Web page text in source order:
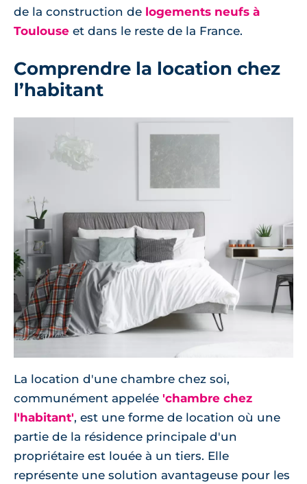
de la construction de logements neufs à
Toulouse et dans le reste de la France.
Comprendre la location chez
l’habitant
La location d'une chambre chez soi,
communément appelée 'chambre chez
l'habitant', est une forme de location où une
partie de la résidence principale d'un
propriétaire est louée à un tiers. Elle
représente une solution avantageuse pour les